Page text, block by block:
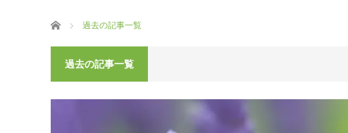
ホーム 過去の記事一覧
過去の記事一覧